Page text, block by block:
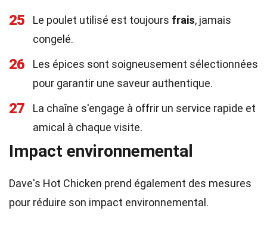
25 Le poulet utilisé est toujours frais, jamais
congelé.
26
Les épices sont soigneusement sélectionnées
pour garantir une saveur authentique.
27
La chaîne s'engage à offrir un service rapide et
amical à chaque visite.
Impact environnemental
Dave's Hot Chicken prend également des mesures
pour réduire son impact environnemental.